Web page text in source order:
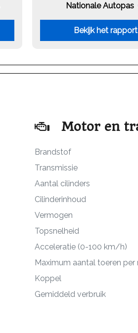
Nationale Autopas
Bekijk het rapport
Motor en
Brandstof
Transmissie
Aantal cilinders
Cilinderinhoud
Vermogen
Topsnelheid
Acceleratie (0-100 km/h)
Maximum aantal toeren per
Koppel
Gemiddeld verbruik